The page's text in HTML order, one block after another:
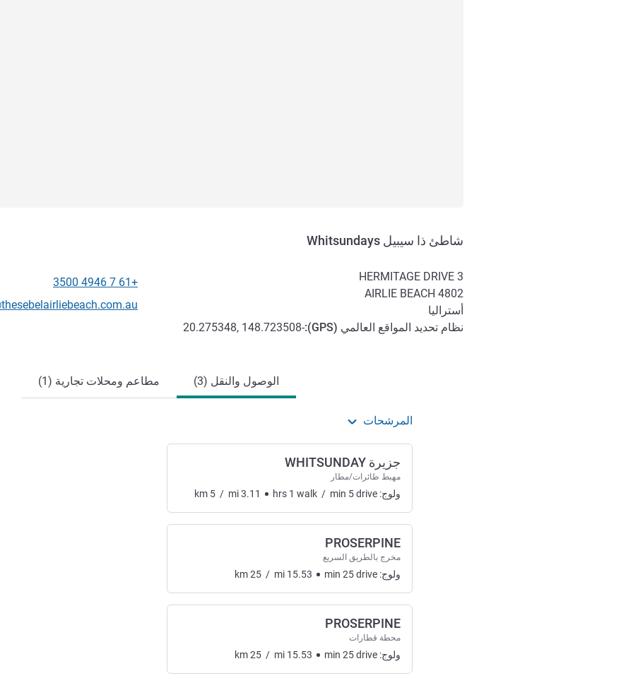
شاطئ ذا سيبيل Whitsundays
3 HERMITAGE DRIVE
4802
AIRLIE BEACH
أستراليا
نظام تحديد المواقع العالمي (GPS
):
-20.275348, 148.723508
الهاتف
+61 7 4946 3500
تواصل معنا عبر البريد
الوصول والنقل (3) مطاعم ومحلات تجارية (1)
المرشحات
جزيرة WHITSUNDAY
مهبط طائرات/مطار
ولوج: km 5 / mi3.11 hrs 1 walk / min 5drive
PROSERPINE
مخرج بالطريق السريع
ولوج: km25 / mi 15.53 min 25drive
PROSERPINE
محطة قطارات
ولوج: km25 / mi 15.53 min 25drive